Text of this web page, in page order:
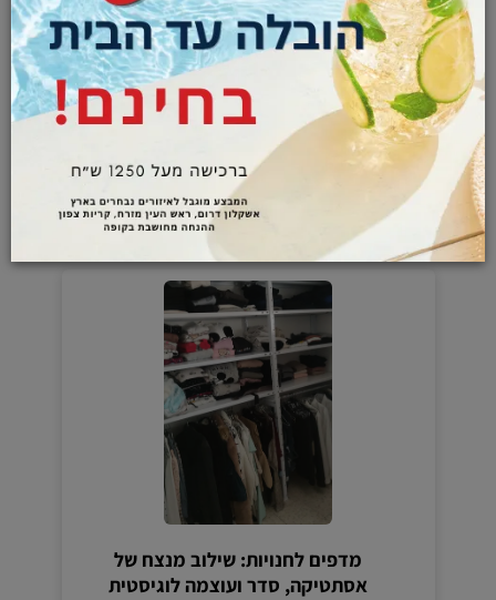
מדפים מודולריים לבית: הסוף לבלאגן,
ההתחלה של עיצוב חכם (וחיים קלים)
מדפים לחנויות: שילוב מנצח של
אסתטיקה, סדר ועוצמה לוגיסטית